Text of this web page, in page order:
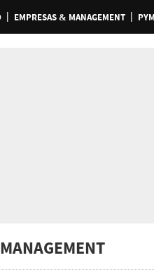
EMPRESAS & MANAGEMENT